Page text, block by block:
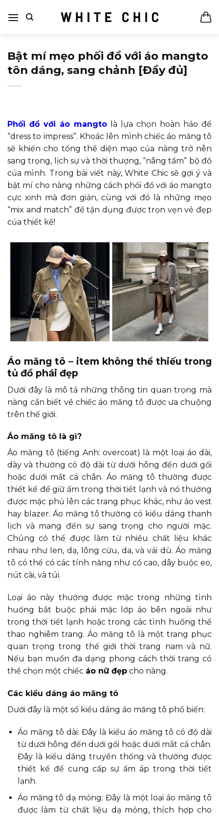
qua
Bật mí mẹo phối đồ với áo mangto
tôn dáng, sang chảnh [Đầy đủ]
Phối đồ với áo mangto là lựa chọn hoàn hảo để
“dress to impress”. Khoác lên mình chiếc áo măng tô
sẽ khiến cho tổng thể diện mạo của nàng trở nên
sang trọng, lịch sự và thời thượng, “nâng tầm” bộ đồ
của mình. Trong bài viết này, White Chic sẽ gợi ý và
bật mí cho nàng những cách phối đồ với áo mangto
cực xinh mà đơn giản, cùng với đó là những mẹo
“mix and match” để tận dụng được trọn vẹn vẻ đẹp
của thiết kế!
Áo măng tô – item không thể thiếu trong
tủ đồ phái đẹp
Dưới đây là mô tả những thông tin quan trọng mà
nàng cần biết về chiếc áo măng tô được ưa chuộng
trên thế giới:
Áo măng tô là gì?
Áo măng tô (tiếng Anh: overcoat) là một loại áo dài,
dày và thường có độ dài từ dưới hông đến dưới gối
hoặc dưới mắt cá chân. Áo măng tô thường được
thiết kế để giữ ấm trong thời tiết lạnh và nó thường
được mặc phủ lên các trang phục khác, như áo vest
hay blazer. Áo măng tô thường có kiểu dáng thanh
lịch và mang đến sự sang trọng cho người mặc.
Chúng có thể được làm từ nhiều chất liệu khác
nhau như len, dạ, lông cừu, da, và vải dù. Áo măng
tô có thể có các tính năng như cổ cao, dây buộc eo,
nút cài, và túi.
Loại áo này thường được mặc trong những tình
huống bắt buộc phải mặc lớp áo bên ngoài như
trong thời tiết lạnh hoặc trong các tình huống thể
thao nghiêm trang. Áo măng tô là một trang phục
quan trọng trong thế giới thời trang nam và nữ.
Nếu bạn muốn đa dạng phong cách thời trang có
thể chọn một chiếc áo nữ đẹp cho nàng.
Các kiểu dáng áo măng tô
Dưới đây là một số kiểu dáng áo măng tô phổ biến:
Áo măng tô dài: Đây là kiểu áo măng tô có độ dài
từ dưới hông đến dưới gối hoặc dưới mắt cá chân.
Đây là kiểu dáng truyền thống và thường được
thiết kế để cung cấp sự ấm áp trong thời tiết
lạnh.
Áo măng tô dạ mỏng: Đây là một loại áo măng tô
được làm từ chất liệu dạ mỏng, thích hợp cho